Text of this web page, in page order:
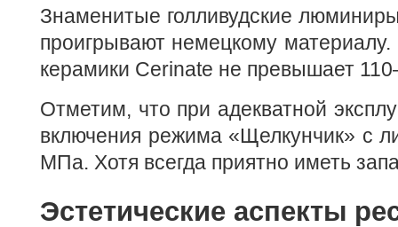
Знаменитые голливудские
проигрывают немецкому материалу.
керамики Cerinate не превышает
Отметим, что при адекватной
включения режима «Щелкунчик» с
МПа. Хотя всегда приятно иметь
Эстетические аспекты